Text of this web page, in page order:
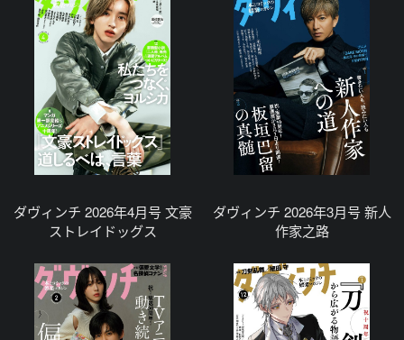
ダヴィンチ 2026年4月号 文豪
ストレイドッグス
ダヴィンチ 2026年3月号 新人
作家之路